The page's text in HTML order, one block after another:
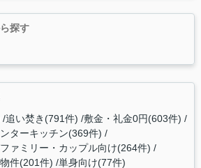
探す
追い焚き(791件) 敷金・礼金0円(603件)
ターキッチン(369件)
ファミリー・カップル向け(264件)
件(201件) 単身向け(77件)